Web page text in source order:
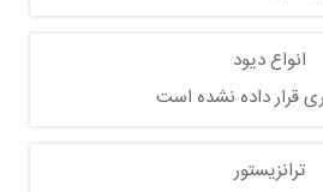
انواع دیود
ترانزیستور